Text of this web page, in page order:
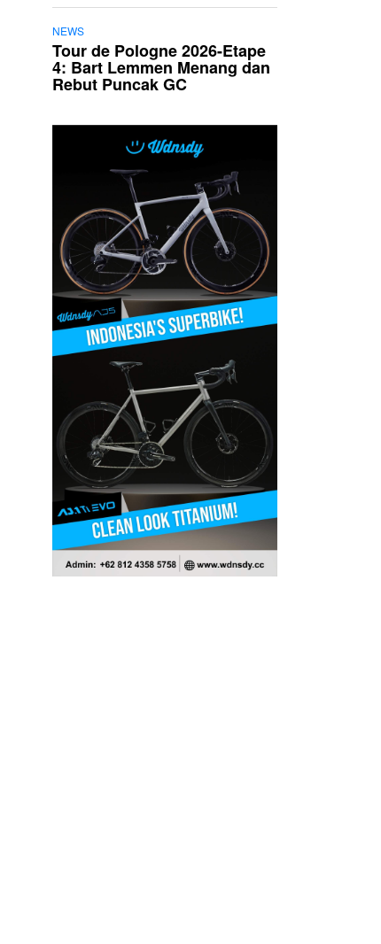
NEWS
Tour de Pologne 2026-Etape
4: Bart Lemmen Menang dan
Rebut Puncak GC